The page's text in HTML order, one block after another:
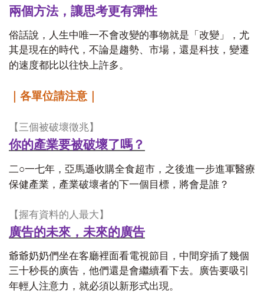
兩個方法，讓思考更有彈性
俗話說，人生中唯一不會改變的事物就是「改變」，尤
其是現在的時代，不論是趨勢、市場，還是科技，變遷
的速度都比以往快上許多。
｜各單位請注意｜
【三個被破壞徵兆】
你的產業要被破壞了嗎？
二○一七年，亞馬遜收購全食超市，之後進一步進軍醫療
保健產業，產業破壞者的下一個目標，將會是誰？
【握有資料的人最大】
廣告的未來，未來的廣告
爺爺奶奶們坐在客廳裡面看電視節目，中間穿插了幾個
三十秒長的廣告，他們還是會繼續看下去。廣告要吸引
年輕人注意力，就必須以新形式出現。